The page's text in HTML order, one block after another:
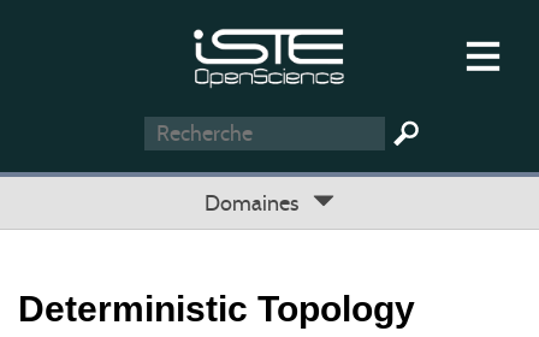
Domaines
Deterministic Topology